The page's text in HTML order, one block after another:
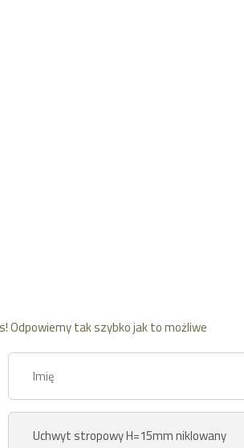
Odpowiemy tak szybko jak to możliwe